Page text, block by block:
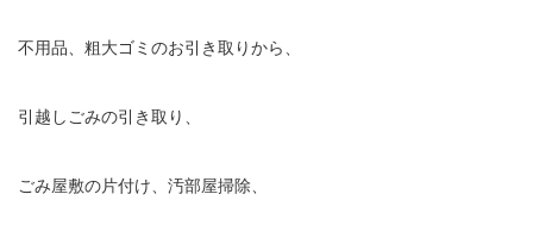
不用品、粗大ゴミのお引き取りから、
引越しごみの引き取り、
ごみ屋敷の片付け、汚部屋掃除、